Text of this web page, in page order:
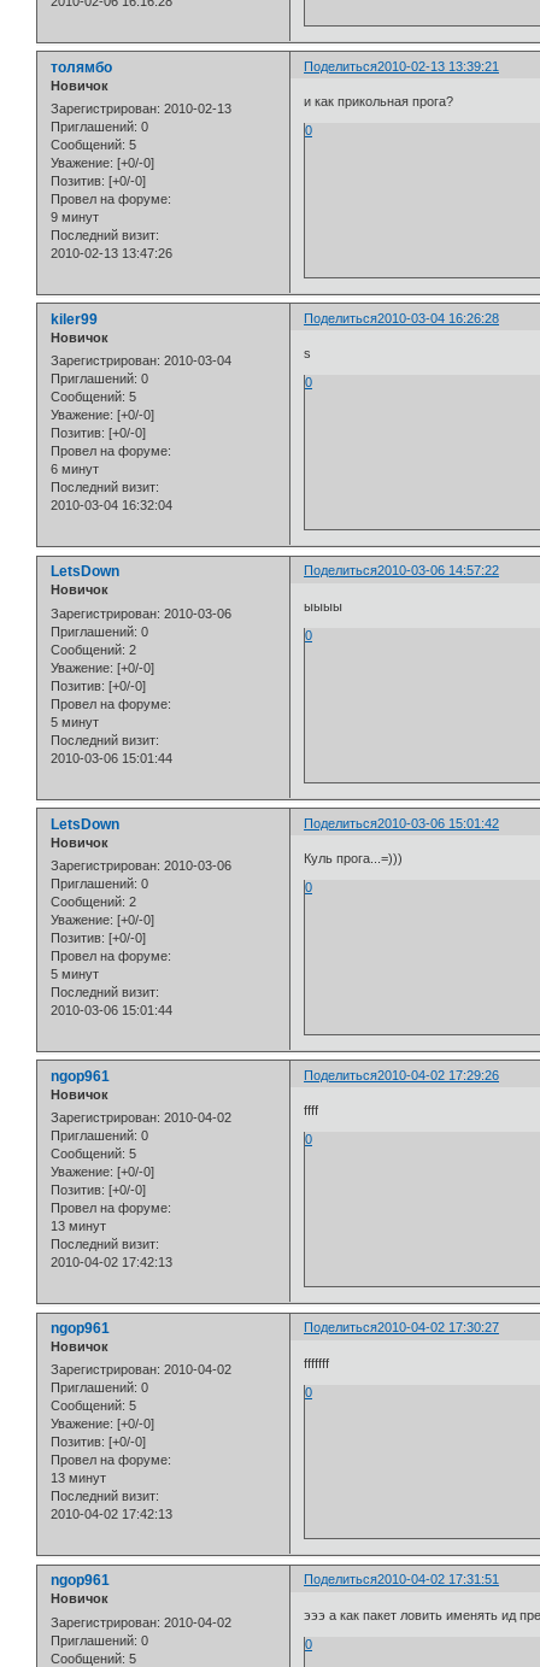
Поделиться2010-02-13 13:39:21
толямбо
Новичок
Зарегистрирован: 2010-02-13
Приглашений: 0
Сообщений: 5
Уважение: [+0/-0]
Позитив: [+0/-0]
Провел на форуме:
9 минут
Последний визит:
2010-02-13 13:47:26
и как прикольная прога?
0
Поделиться2010-03-04 16:26:28
kiler99
Новичок
Зарегистрирован: 2010-03-04
Приглашений: 0
Сообщений: 5
Уважение: [+0/-0]
Позитив: [+0/-0]
Провел на форуме:
6 минут
Последний визит:
2010-03-04 16:32:04
s
0
Поделиться2010-03-06 14:57:22
LetsDown
Новичок
Зарегистрирован: 2010-03-06
Приглашений: 0
Сообщений: 2
Уважение: [+0/-0]
Позитив: [+0/-0]
Провел на форуме:
5 минут
Последний визит:
2010-03-06 15:01:44
ыыыы
0
Поделиться2010-03-06 15:01:42
LetsDown
Новичок
Зарегистрирован: 2010-03-06
Приглашений: 0
Сообщений: 2
Уважение: [+0/-0]
Позитив: [+0/-0]
Провел на форуме:
5 минут
Последний визит:
2010-03-06 15:01:44
Куль прога...=)))
0
Поделиться2010-04-02 17:29:26
ngop961
Новичок
Зарегистрирован: 2010-04-02
Приглашений: 0
Сообщений: 5
Уважение: [+0/-0]
Позитив: [+0/-0]
Провел на форуме:
13 минут
Последний визит:
2010-04-02 17:42:13
ffff
0
Поделиться2010-04-02 17:30:27
ngop961
Новичок
Зарегистрирован: 2010-04-02
Приглашений: 0
Сообщений: 5
Уважение: [+0/-0]
Позитив: [+0/-0]
Провел на форуме:
13 минут
Последний визит:
2010-04-02 17:42:13
fffffff
0
Поделиться2010-04-02 17:31:51
ngop961
Новичок
Зарегистрирован: 2010-04-02
Приглашений: 0
Сообщений: 5
эээ а как пакет ловить именять ид
0